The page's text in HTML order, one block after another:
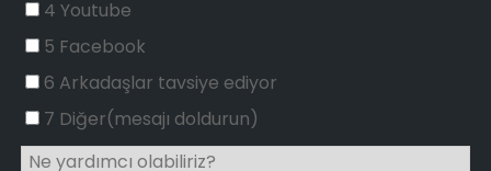
4 Youtube
5 Facebook
6 Arkadaşlar tavsiye ediyor
7 Diğer(mesajı doldurun)